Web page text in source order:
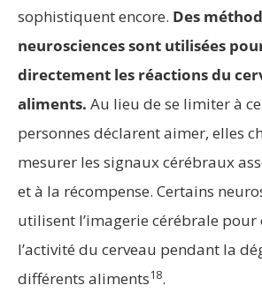
sophistiquent encore. Des
neurosciences sont utilisées
directement les réactions du
aliments. Au lieu de se limiter à
personnes déclarent aimer, elles
mesurer les signaux cérébraux
et à la récompense. Certains
utilisent l’imagerie cérébrale pour
l’activité du cerveau pendant la
différents aliments18.